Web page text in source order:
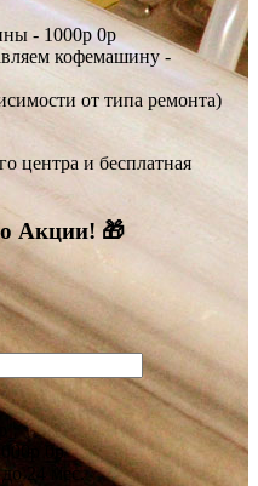
- 1000р0р
кофемашину -
от типа ремонта)
центра и бесплатная
Акции! 🎁
0р
24 мес.